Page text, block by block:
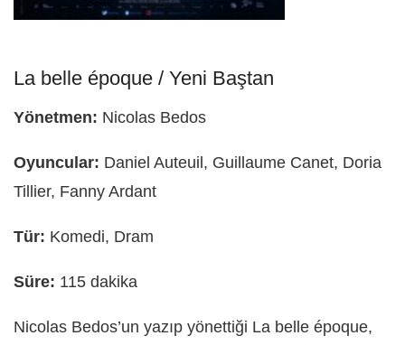
La belle époque / Yeni Baştan
Yönetmen: Nicolas Bedos
Oyuncular: Daniel Auteuil, Guillaume Canet, Doria
Tillier, Fanny Ardant
Tür: Komedi, Dram
Süre: 115 dakika
Nicolas Bedos’un yazıp yönettiği La belle époque,